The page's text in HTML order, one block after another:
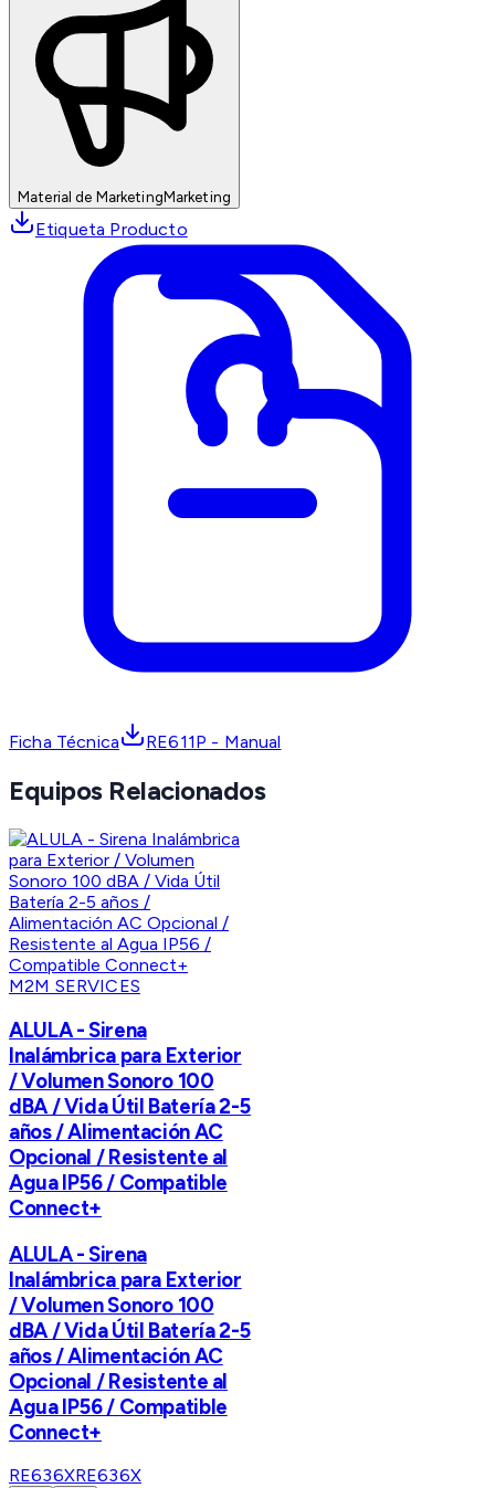
Material de MarketingMarketing
Etiqueta Producto
Ficha Técnica RE611P - Manual
Equipos Relacionados
M2M SERVICES
ALULA - Sirena
Inalámbrica para Exterior
/ Volumen Sonoro 100
dBA / Vida Útil Batería 2-5
años / Alimentación AC
Opcional / Resistente al
Agua IP56 / Compatible
Connect+
ALULA - Sirena
Inalámbrica para Exterior
/ Volumen Sonoro 100
dBA / Vida Útil Batería 2-5
años / Alimentación AC
Opcional / Resistente al
Agua IP56 / Compatible
Connect+
RE636XRE636X